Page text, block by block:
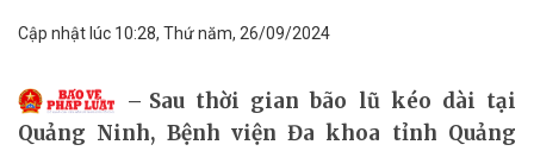
Cập nhật lúc 10:28, Thứ năm, 26/09/2024
Sau thời gian bão lũ kéo dài tại
Quảng Ninh, Bệnh viện Đa khoa tỉnh Quảng